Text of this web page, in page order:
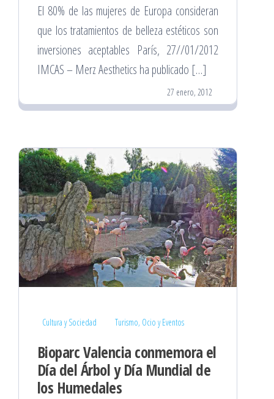
El 80% de las mujeres de Europa consideran
que los tratamientos de belleza estéticos son
inversiones aceptables París, 27//01/2012
IMCAS – Merz Aesthetics ha publicado […]
27 enero, 2012
Cultura y Sociedad Turismo, Ocio y Eventos
Bioparc Valencia conmemora el
Día del Árbol y Día Mundial de
los Humedales